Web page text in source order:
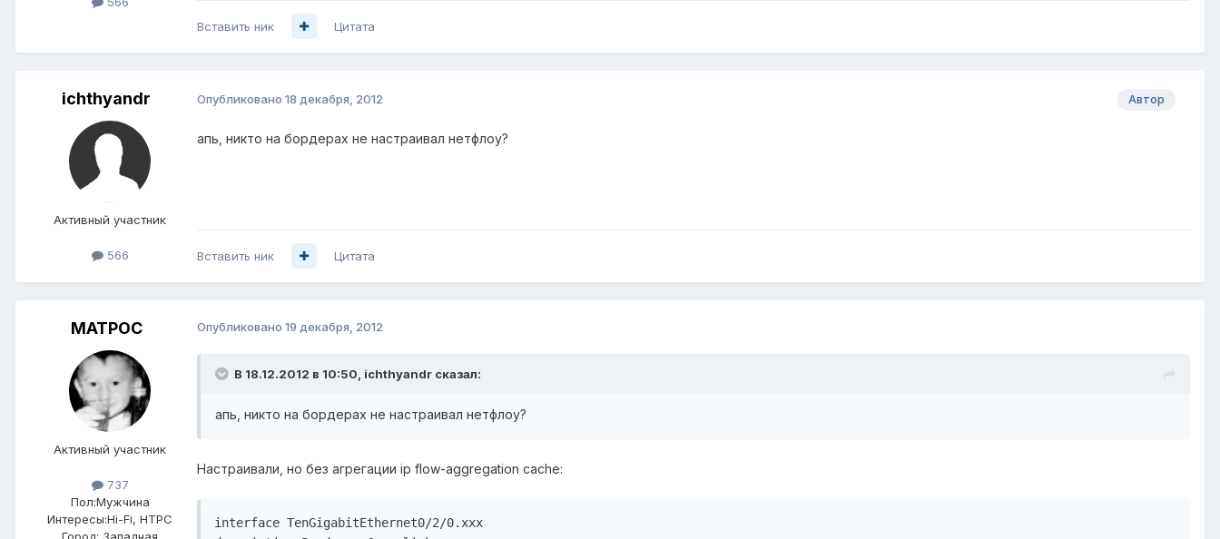
Вставить ник Цитата
ichthyandr
Активный участник
566
Автор
Опубликовано 18 декабря, 2012
апь, никто на бордерах не настраивал нетфлоу?
Вставить ник Цитата
MATPOC
Активный участник
737
Пол:Мужчина
Интересы:Hi-Fi, HTPC
Опубликовано 19 декабря, 2012
В 18.12.2012 в 10:50, ichthyandr сказал:
апь, никто на бордерах не настраивал нетфлоу?
Настраивали, но без агрегации ip flow-aggregation cache:
interface TenGigabitEthernet0/2/0.xxx